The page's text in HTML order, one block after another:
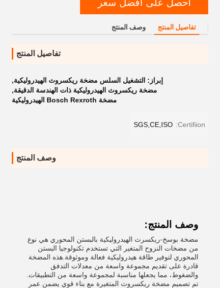
احصل على أفضل سعر
تفاصيل المنتج وصف المنتج
تفاصيل المنتج
إبراز: التشغيل السلس مضخة ريكسروث الهيدروليكية,
مضخة ريكسروث الهيدروليكية ذات الهندسة الدقيقة,
مضخة Bosch Rexroth الهيدروليكية
Certifiion:
SGS,CE,ISO
وصف المنتج
وصف المنتج:
مضخة بوسخ-ريكسرث الهيدروليكية بالبستن المحوري هي نوع
من مضخات النزوح المتغير التي تستخدم تكنولوجيا البستن
المحوري لتوفير طاقة هيدروليكية فعالة وموثوقة.هذه المضخة
قادرة على تقديم مجموعة واسعة من معدلات التدفق
والضغوط، مما يجعلها مناسبة لمجموعة واسعة من التطبيقات.
تم تصميم مضخة ريكسروث المتغيرة مع بناء قوي يضمن عمر